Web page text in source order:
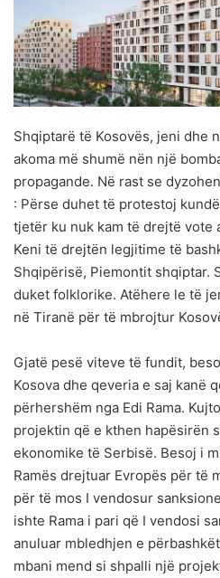
Shqiptarë të Kosovës, jeni dhe
akoma më shumë nën një
propagande. Në rast se
: Përse duhet të protestoj
tjetër ku nuk kam të drejtë vote
Keni të drejtën legjitime të
Shqipërisë, Piemontit shqiptar.
duket folklorike. Atëhere le të
në Tiranë për të mbrojtur
Gjatë pesë viteve të fundit,
Kosova dhe qeveria e saj kanë
përhershëm nga Edi Rama.
projektin që e kthen hapësirën
ekonomike të Serbisë. Besoj i
Ramës drejtuar Evropës për të
për të mos I vendosur
ishte Rama i pari që I vendosi
anuluar mbledhjen e
mbani mend si shpalli një